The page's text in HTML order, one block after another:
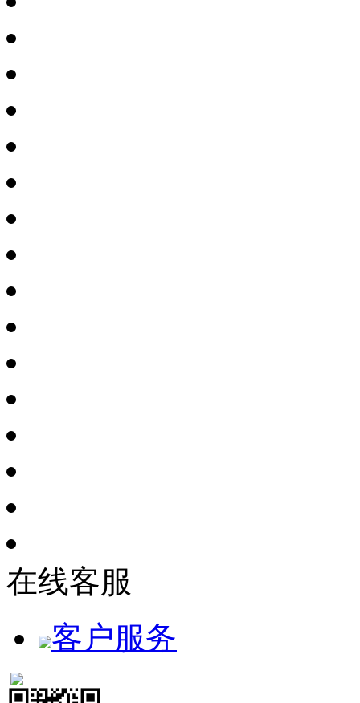
在线客服
客户服务